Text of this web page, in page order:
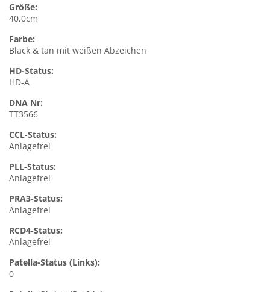
Größe:
40,0cm
Farbe:
Black & tan mit weißen Abzeichen
HD-Status:
HD-A
DNA Nr:
TT3566
CCL-Status:
Anlagefrei
PLL-Status:
Anlagefrei
PRA3-Status:
Anlagefrei
RCD4-Status:
Anlagefrei
Patella-Status (Links):
0